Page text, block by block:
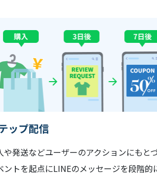
ップ配信
や発送などユーザーのアクションにもと
ントを起点にLINEのメッセージを段階的